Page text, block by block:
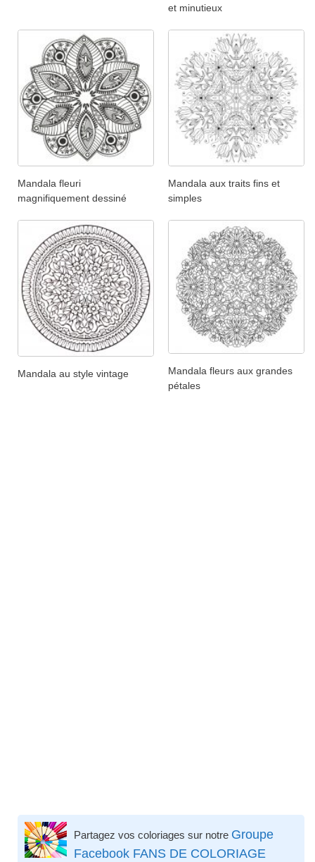
et minutieux
Mandala fleuri
magnifiquement dessiné
Mandala aux traits fins et
simples
Mandala au style vintage
Mandala fleurs aux grandes
pétales
Partagez vos coloriages sur notre Groupe
Facebook FANS DE COLORIAGE